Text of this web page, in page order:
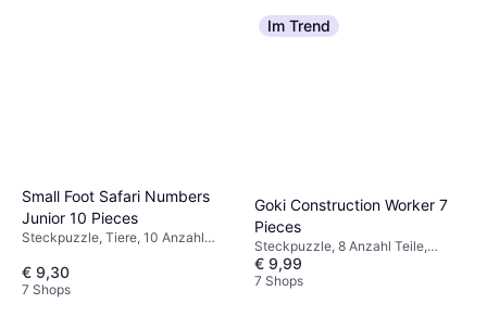
Small Foot Safari Numbers
Junior 10 Pieces
Steckpuzzle, Tiere, 10 Anzahl
€ 9,30
7 Shops
Im Trend
Goki Construction Worker 7
Pieces
Steckpuzzle, 8 Anzahl Teile,
30x21cm
€ 9,99
7 Shops